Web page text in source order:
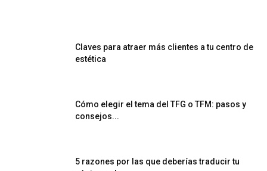
Claves para atraer más clientes a tu centro de
estética
Cómo elegir el tema del TFG o TFM: pasos y
consejos...
5 razones por las que deberías traducir tu